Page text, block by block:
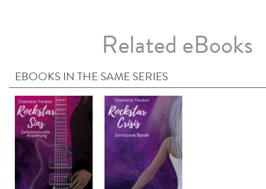
Related eBooks
EBOOKS IN THE SAME SERIES